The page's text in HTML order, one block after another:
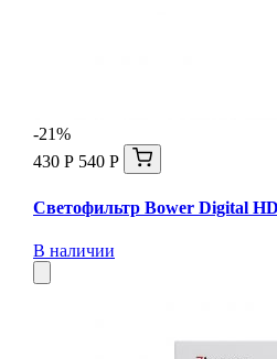
-21%
430 Р 540 Р
Светофильтр Bower Digital
В наличии